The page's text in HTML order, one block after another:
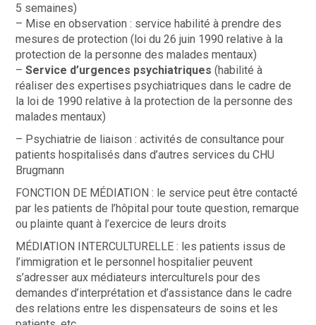
5 semaines)
– Mise en observation : service habilité à prendre des
mesures de protection (loi du 26 juin 1990 relative à la
protection de la personne des malades mentaux)
–Service d’urgences psychiatriques (habilité à
réaliser des expertises psychiatriques dans le cadre de
la loi de 1990 relative à la protection de la personne des
malades mentaux)
– Psychiatrie de liaison : activités de consultance pour
patients hospitalisés dans d’autres services du CHU
Brugmann
FONCTION DE MÉDIATION : le service peut être contacté
par les patients de l’hôpital pour toute question, remarque
ou plainte quant à l’exercice de leurs droits
MÉDIATION INTERCULTURELLE : les patients issus de
l’immigration et le personnel hospitalier peuvent
s’adresser aux médiateurs interculturels pour des
demandes d’interprétation et d’assistance dans le cadre
des relations entre les dispensateurs de soins et les